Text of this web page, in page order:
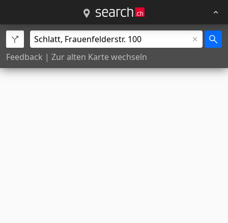
Feedback | Zur alten Karte wechseln